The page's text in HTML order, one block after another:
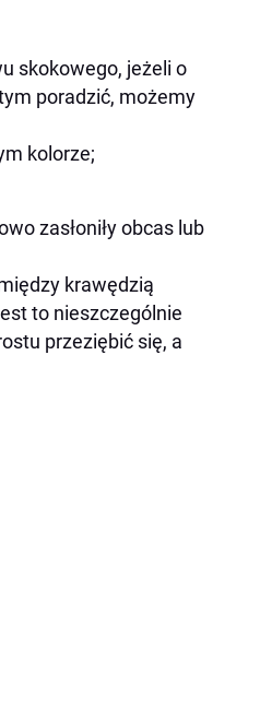
skokowego, jeżeli o
poradzić, możemy
kolorze;
zasłoniły obcas lub
krawędzią
to nieszczególnie
przeziębić się, a